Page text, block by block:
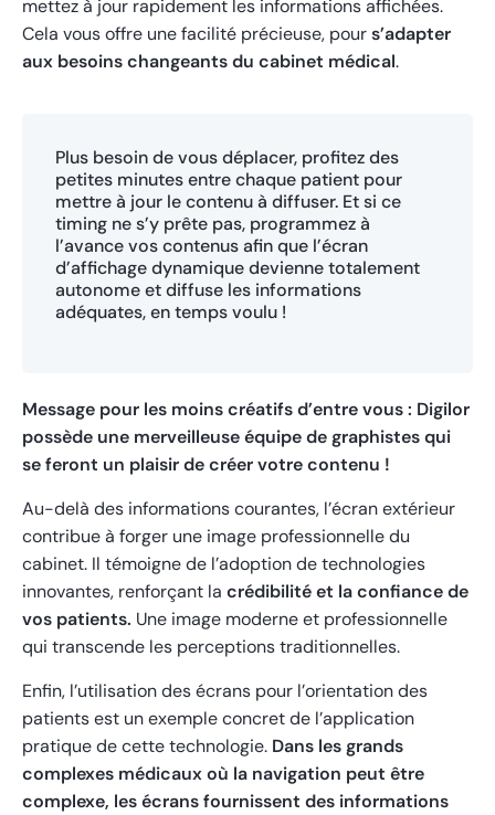
mettez à jour rapidement les informations affichées.
Cela vous offre une facilité précieuse, pours’adapter
aux besoins changeants du cabinet médical.
Plus besoin de vous déplacer, profitez des
petites minutes entre chaque patient pour
mettre à jour le contenu à diffuser. Et si ce
timing ne s’y prête pas, programmez à
l’avance vos contenus afin que l’écran
d’affichage dynamique devienne totalement
autonome et diffuse les informations
adéquates, en temps voulu !
Message pour les moins créatifs d’entre vous : Digilor
possède une merveilleuse équipe de graphistes qui
se feront un plaisir de créer votre contenu !
Au-delà des informations courantes, l’écran extérieur
contribue à forger une image professionnelle du
cabinet. Il témoigne de l’adoption de technologies
innovantes, renforçant la crédibilité et la confiance de
vos patients. Une image moderne et professionnelle
qui transcende les perceptions traditionnelles.
Enfin, l’utilisation des écrans pour l’orientation des
patients est un exemple concret de l’application
pratique de cette technologie. Dans les grands
complexes médicaux où la navigation peut être
complexe, les écrans fournissent des informations